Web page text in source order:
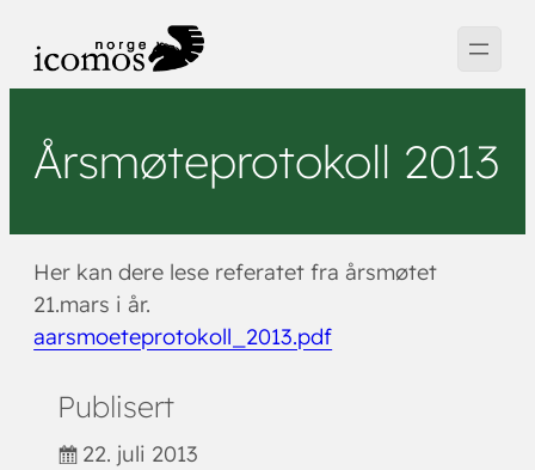
innhold
Årsmøteprotokoll 2013
Her kan dere lese referatet fra årsmøtet
21.mars i år.
aarsmoeteprotokoll_2013.pdf
Publisert
22. juli 2013